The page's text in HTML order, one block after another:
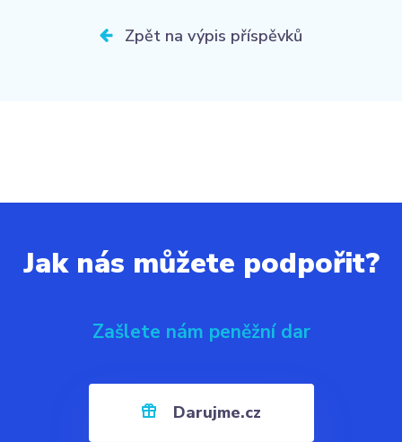
Zpět na výpis příspěvků
Jak nás můžete podpořit?
Zašlete nám peněžní dar
Darujme.cz